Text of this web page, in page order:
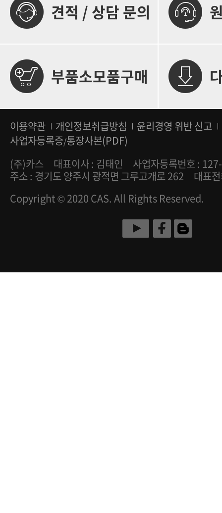
견적 / 상담 문의
부품소모품구매
이용약관 개인정보취급방침
윤리경영 위반 신고
사업자등록증/통장사본(PDF)
(주)카스
대표이사 : 김태인
사업자등록번호 :
주소 : 경기도 양주시 광적면 그루고개로 262
대표
Copyright © 2020 CAS. All Rights Reserved.